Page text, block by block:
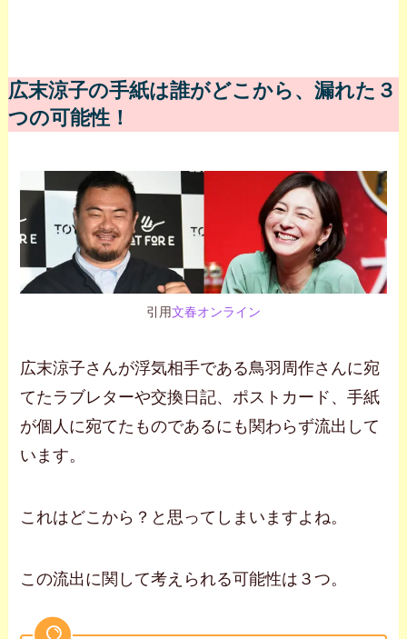
広末涼子の手紙は誰がどこから、漏れた３
つの可能性！
引用文春オンライン
広末涼子さんが浮気相手である鳥羽周作さんに宛
てたラブレターや交換日記、ポストカード、手紙
が個人に宛てたものであるにも関わらず流出して
います。
これはどこから？と思ってしまいますよね。
この流出に関して考えられる可能性は３つ。